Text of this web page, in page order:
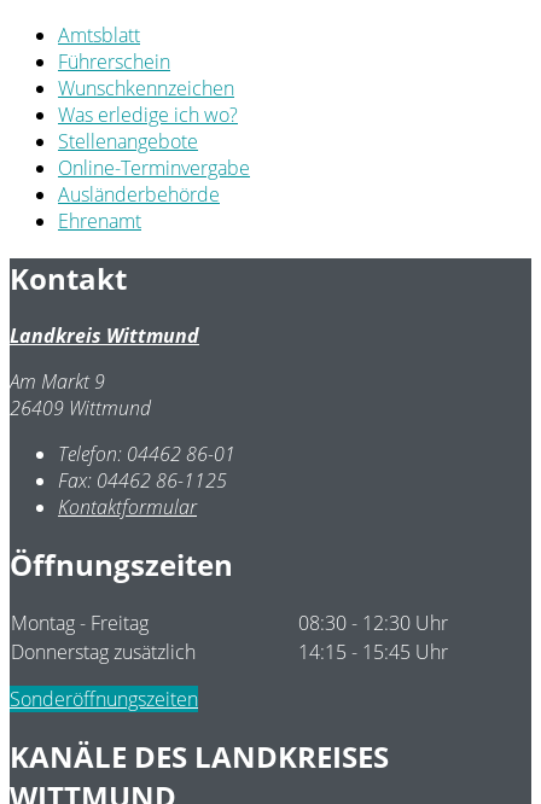
Amtsblatt
Führerschein
Wunschkennzeichen
Was erledige ich wo?
Stellenangebote
Online-Terminvergabe
Ausländerbehörde
Ehrenamt
Kontakt
Landkreis Wittmund
Am Markt 9
26409 Wittmund
Telefon: 04462 86-01
Fax: 04462 86-1125
Kontaktformular
Öffnungszeiten
Montag - Freitag
08:30 - 12:30 Uhr
Donnerstag zusätzlich
14:15 - 15:45 Uhr
Sonderöffnungszeiten
KANÄLE DES LANDKREISES
WITTMUND